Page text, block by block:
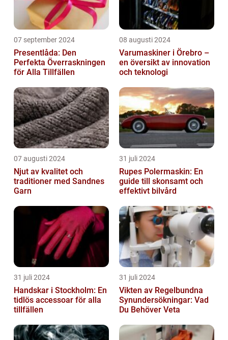
07 september 2024
Presentlåda: Den
Perfekta Överraskningen
för Alla Tillfällen
08 augusti 2024
Varumaskiner i Örebro –
en översikt av innovation
och teknologi
07 augusti 2024
Njut av kvalitet och
traditioner med Sandnes
Garn
31 juli 2024
Rupes Polermaskin: En
guide till skonsamt och
effektivt bilvård
31 juli 2024
Handskar i Stockholm: En
tidlös accessoar för alla
tillfällen
31 juli 2024
Vikten av Regelbundna
Synundersökningar: Vad
Du Behöver Veta